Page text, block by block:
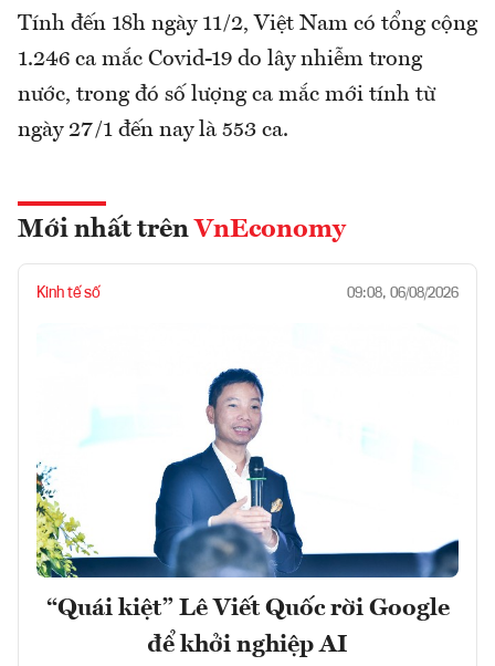
Tính đến 18h ngày 11/2, Việt Nam có tổng cộng
1.246 ca mắc Covid-19 do lây nhiễm trong
nước, trong đó số lượng ca mắc mới tính từ
ngày 27/1 đến nay là 553 ca.
Mới nhất trên VnEconomy
Kinh tế số 09:08, 06/08/2026
“Quái kiệt” Lê Viết Quốc rời Google
để khởi nghiệp AI